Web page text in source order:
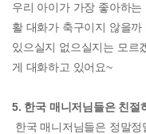
우리 아이가 가장 좋아하
활 대화가 축구이지 않을
있으실지 없으실지는 모르
게 대화하고 있어요~
5. 한국 매니저님들은 친절
한국 매니저님들은 정말